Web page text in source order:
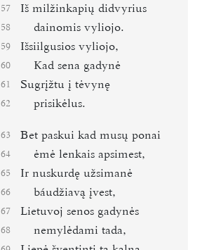
57 Iš milžinkapių didvyrius
58 dainomis vyliojo.
59 Išsiilgusios vyliojo,
60 Kad sena gadynė
61 Sugrįžtu į tėvynę
62 prisikėlus.
63 Bet paskui kad musų ponai
64 ėmė lenkais apsimest,
65 Ir nuskurdę užsimanė
66 báudžiavą įvest,
67 Lietuvoj senos gadynės
68 nemylėdami tada,